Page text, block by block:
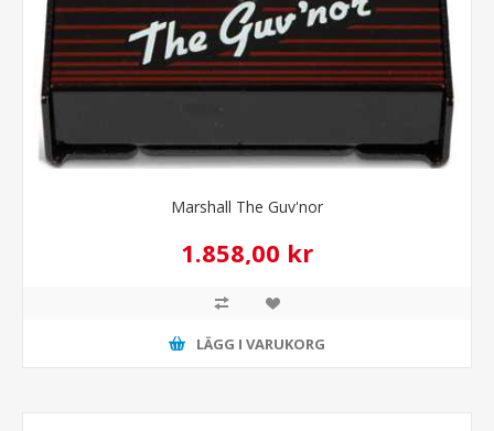
Marshall The Guv'nor
1.858,00 kr
LÄGG I VARUKORG